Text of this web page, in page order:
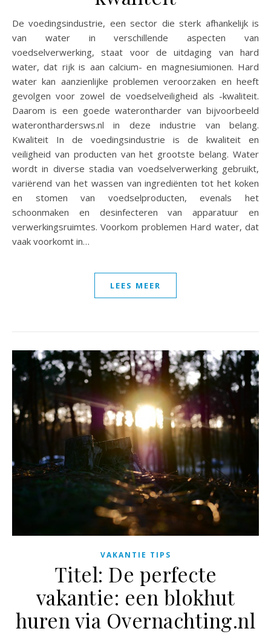
De voedingsindustrie, een sector die sterk afhankelijk is
van water in verschillende aspecten van
voedselverwerking, staat voor de uitdaging van hard
water, dat rijk is aan calcium- en magnesiumionen. Hard
water kan aanzienlijke problemen veroorzaken en heeft
gevolgen voor zowel de voedselveiligheid als -kwaliteit.
Daarom is een goede waterontharder van bijvoorbeeld
wateronthardersws.nl in deze industrie van belang.
Kwaliteit In de voedingsindustrie is de kwaliteit en
veiligheid van producten van het grootste belang. Water
wordt in diverse stadia van voedselverwerking gebruikt,
variërend van het wassen van ingrediënten tot het koken
en stomen van voedselproducten, evenals het
schoonmaken en desinfecteren van apparatuur en
verwerkingsruimtes. Voorkom problemen Hard water, dat
vaak voorkomt in…
LEES MEER
VAKANTIE TIPS
Titel: De perfecte
vakantie: een blokhut
huren via Overnachting.nl